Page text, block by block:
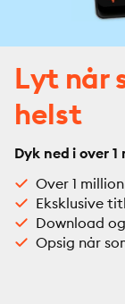
Lyt når
helst
Dyk ned i over
Over 1
Eksklusive
Download
Opsig når